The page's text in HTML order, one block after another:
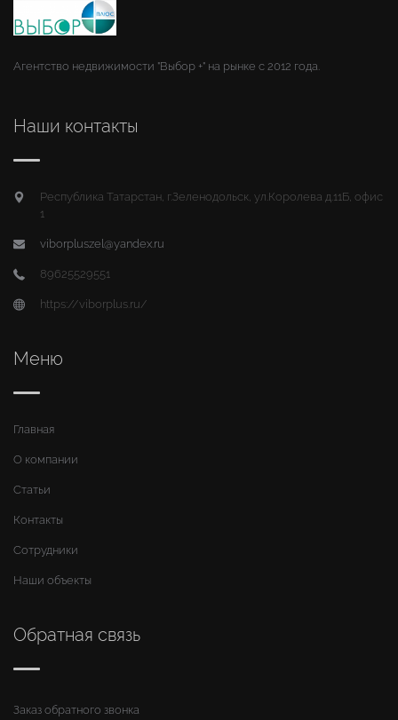
Агентство недвижимости "Выбор +" на рынке с 2012 года.
Наши контакты
Республика Татарстан, г.Зеленодольск, ул.Королева д.11Б, офис
1
viborpluszel@yandex.ru
89625529551
https://viborplus.ru/
Меню
Главная
О компании
Статьи
Контакты
Сотрудники
Наши объекты
Обратная связь
Заказ обратного звонка